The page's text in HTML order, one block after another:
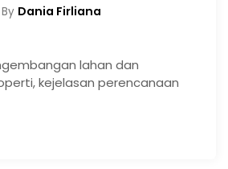
By Dania Firliana
lahan dan
kejelasan perencanaan